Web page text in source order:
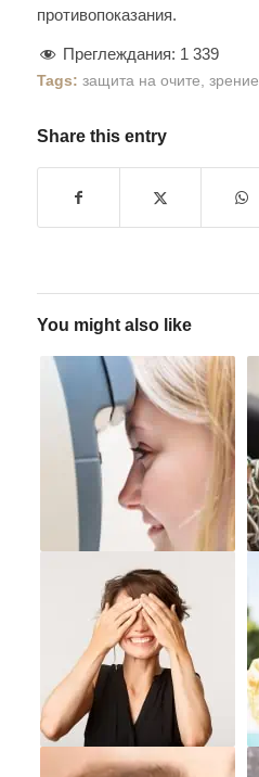
противопоказания.
Преглеждания: 1 339
Tags: защита на очите, зрение
Share this entry
You might also like